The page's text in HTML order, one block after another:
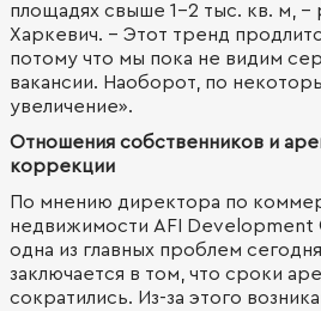
площадях свыше 1-2 тыс. кв. м, -
Харкевич. - Этот тренд
потому что мы пока не видим
вакансии. Наоборот, по
увеличение».
Отношения собственников и
коррекции
По мнению директора по
недвижимости AFI Development
одна из главных проблем
заключается в том, что сроки
сократились. Из-за этого